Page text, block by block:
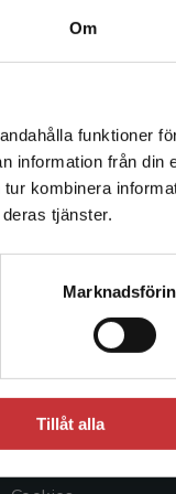
Om
funktioner
information från din
kombinera
tjänster.
Tillåt alla
Cosmopolitanism
villkor för
av specifika
och
i Sverige och bland
pedagogisk
i filosofi vid
Allmänna
Om oss
Avtal och